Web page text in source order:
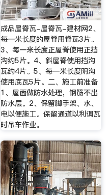
成品屋脊瓦-屋脊瓦-建材网2、
每一米长度的屋脊用脊瓦3片。
3、每一米长度正屋脊使用正挡
沟约5片。4、斜屋脊使用挡沟
瓦约4片。5、每一米长度阴沟
使用底瓦5片。二、施工前准备
1、屋面做防水处理，钢筋不出
防水层。2、保留脚手架、水、
电以便施工。保留通道以利调瓦
时吊车作业。